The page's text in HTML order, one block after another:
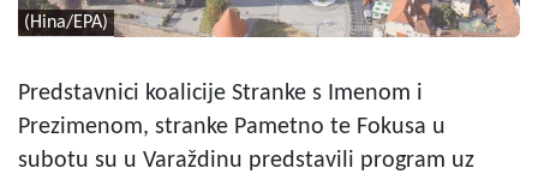
(Hina/EPA)
Predstavnici koalicije Stranke s Imenom i
Prezimenom, stranke Pametno te Fokusa u
subotu su u Varaždinu predstavili program uz